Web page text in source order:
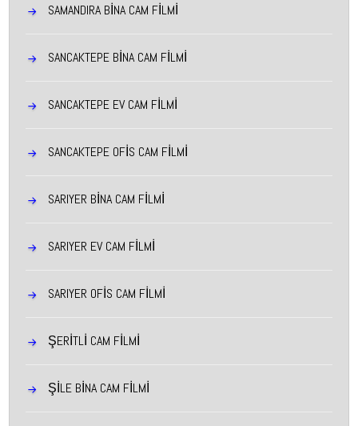
SAMANDIRA BINA CAM FILMI
SANCAKTEPE BINA CAM FILMI
SANCAKTEPE EV CAM FILMI
SANCAKTEPE OFIS CAM FILMI
SARIYER BINA CAM FILMI
SARIYER EV CAM FILMI
SARIYER OFIS CAM FILMI
ŞERİTLİ CAM FİLMİ
ŞILE BINA CAM FILMI